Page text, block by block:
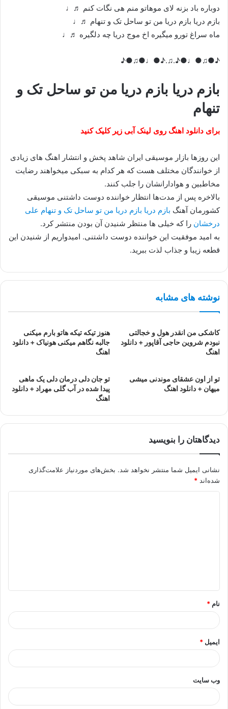
دوباره باد بزنه لای موهاتو منم هی نگات کنم ♬♩
بازم دریا بازم دریا من تو ساحل تک و تنهام ♬♩
ماه سراغ تورو میگیره اخ موج دریا چه دلگیره ♬♩
♪●♫●♩●♪.♫.♪●♩●♫●♪
بازم دریا بازم دریا من تو ساحل تک و‌
تنهام
برای دانلود اهنگ روی لینک آبی زیر کلیک کنید
این روزها بازار موسیقی ایران شاهد پخش و انتشار اهنگ های زیادی
از خوانندگان مختلف هست که هر کدام به سبکی میخواهند رضایت
مخاطبین و هوادارانشان را جلب کنند.
بالاخره پس از مدت‌ها انتظار خواننده دوست داشتنی موسیقی
کشورمان آهنگ بازم دریا بازم دریا من تو ساحل تک و‌ تنهام علی
درخشان را که خیلی ها منتظر شنیدن آن بودن منتشر کرد.
به امید موفقیت این خواننده دوست داشتنی. امیدواریم از شنیدن این
قطعه زیبا و جذاب لذت ببرید.
نوشته های مشابه
کاشکی من انقدر هول و خجالتی
نبودم شروین حاجی آقاپور + دانلود
اهنگ
هنوز تیکه تیکه هاتو بارم میکنی
جالبه نگاهم میکنی هونیاک + دانلود
اهنگ
تو از اون عشقای موندنی میشی
میهان + دانلود اهنگ
تو جان دلی درمان دلی یک ماهی
پیدا شده در آب گلی مهراد + دانلود
اهنگ
دیدگاهتان را بنویسید
نشانی ایمیل شما منتشر نخواهد شد. بخش‌های موردنیاز علامت‌گذاری
شده‌اند *
*
نام *
ایمیل *
وب‌ سایت